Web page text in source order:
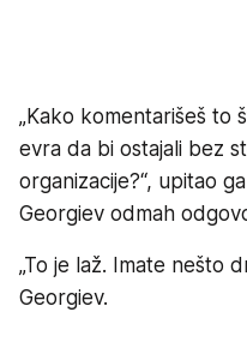
„Kako komentarišeš to
evra da bi ostajali bez
organizacije?“, upitao
Georgiev odmah
„To je laž. Imate nešto
Georgiev.